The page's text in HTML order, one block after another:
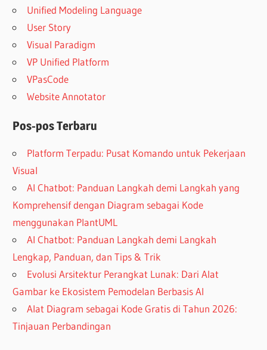
Unified Modeling Language
User Story
Visual Paradigm
VP Unified Platform
VPasCode
Website Annotator
Pos-pos Terbaru
Platform Terpadu: Pusat Komando untuk Pekerjaan
Visual
AI Chatbot: Panduan Langkah demi Langkah yang
Komprehensif dengan Diagram sebagai Kode
menggunakan PlantUML
AI Chatbot: Panduan Langkah demi Langkah
Lengkap, Panduan, dan Tips & Trik
Evolusi Arsitektur Perangkat Lunak: Dari Alat
Gambar ke Ekosistem Pemodelan Berbasis AI
Alat Diagram sebagai Kode Gratis di Tahun 2026:
Tinjauan Perbandingan